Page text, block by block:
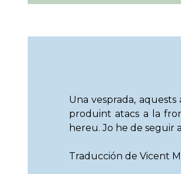
Una vesprada,
produint atacs a la
hereu. Jo he de seguir
Traducción de Vicent